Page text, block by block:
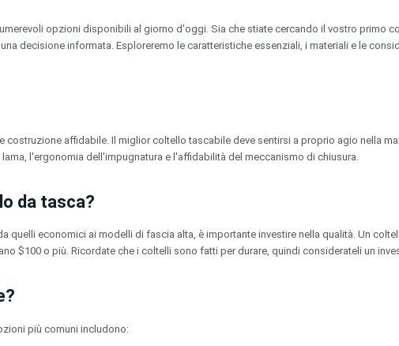
opzioni disponibili al giorno d'oggi. Sia che stiate cercando il vostro primo
decisione informata. Esploreremo le caratteristiche essenziali, i materiali e le
affidabile. Il miglior coltello tascabile deve sentirsi a proprio agio nella
l'ergonomia dell'impugnatura e l'affidabilità del meccanismo di chiusura.
da tasca?
economici ai modelli di fascia alta, è importante investire nella qualità. Un
$100 o più. Ricordate che i coltelli sono fatti per durare, quindi considerateli un
più comuni includono: